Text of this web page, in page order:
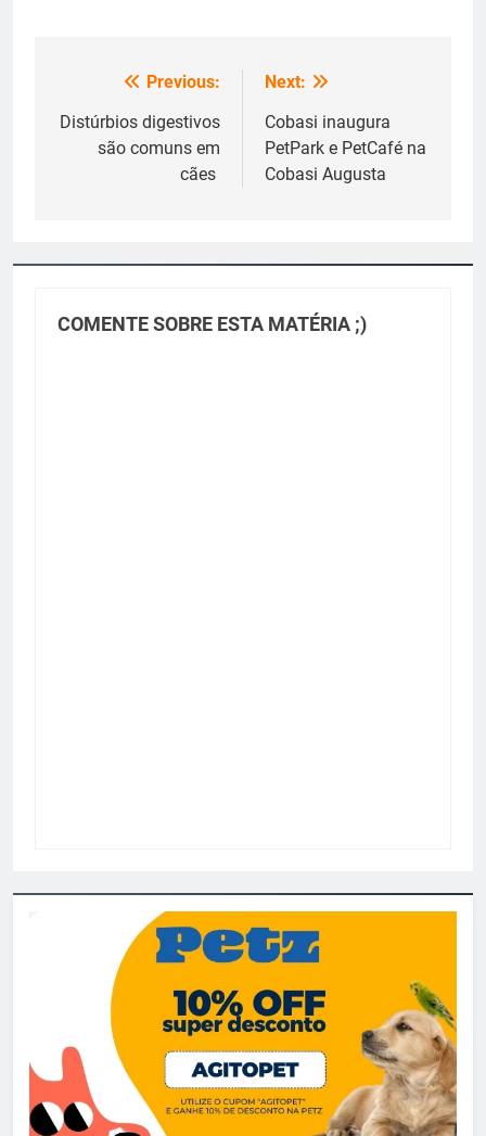
Navegação
de
Previous:
Distúrbios digestivos
são comuns em
cães
Next:
Cobasi inaugura
PetPark e PetCafé na
Cobasi Augusta
COMENTE SOBRE ESTA MATÉRIA ;)